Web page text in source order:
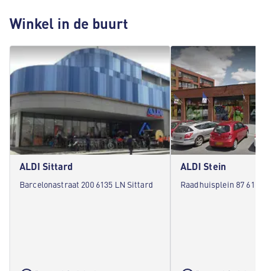
Winkel in de buurt
ALDI Sittard
Barcelonastraat 200 6135 LN Sittard
ALDI Stein
Raadhuisplein 87